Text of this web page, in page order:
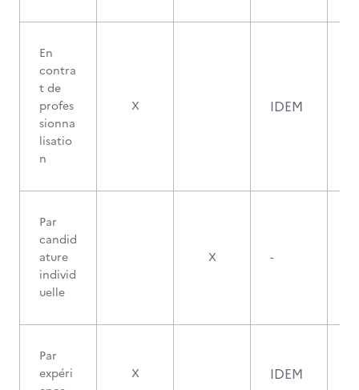
En
contra
t de
profes
sionna
lisatio
n
X IDEM
Par
candid
ature
individ
uelle
X -
Par
expéri
X IDEM